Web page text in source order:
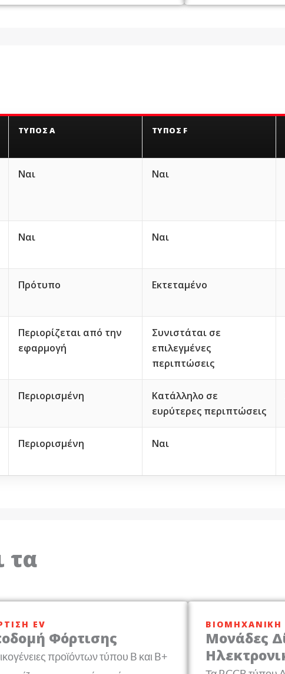
ΤΎΠΟΣ Α ΤΎΠΟΣ F
Ναι Ναι
Ναι Ναι
Πρότυπο Εκτεταμένο
Περιορίζεται από την
εφαρμογή
Συνιστάται σε
επιλεγμένες
περιπτώσεις
Περιορισμένη
Κατάλληλο σε
ευρύτερες περιπτώσεις
Περιορισμένη Ναι
τα
EV
Φόρτισης
προϊόντων τύπου B και B+
ΒΙΟΜΗΧΑΝΙΚΉ
Μονάδες